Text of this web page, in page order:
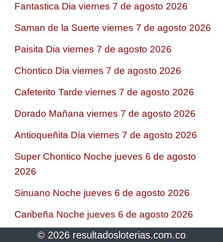
Fantastica Dia viernes 7 de agosto 2026
Saman de la Suerte viernes 7 de agosto 2026
Paisita Dia viernes 7 de agosto 2026
Chontico Dia viernes 7 de agosto 2026
Cafeterito Tarde viernes 7 de agosto 2026
Dorado Mañana viernes 7 de agosto 2026
Antioqueñita Día viernes 7 de agosto 2026
Super Chontico Noche jueves 6 de agosto
2026
Sinuano Noche jueves 6 de agosto 2026
Caribeña Noche jueves 6 de agosto 2026
© 2026 resultadosloterias.com.co